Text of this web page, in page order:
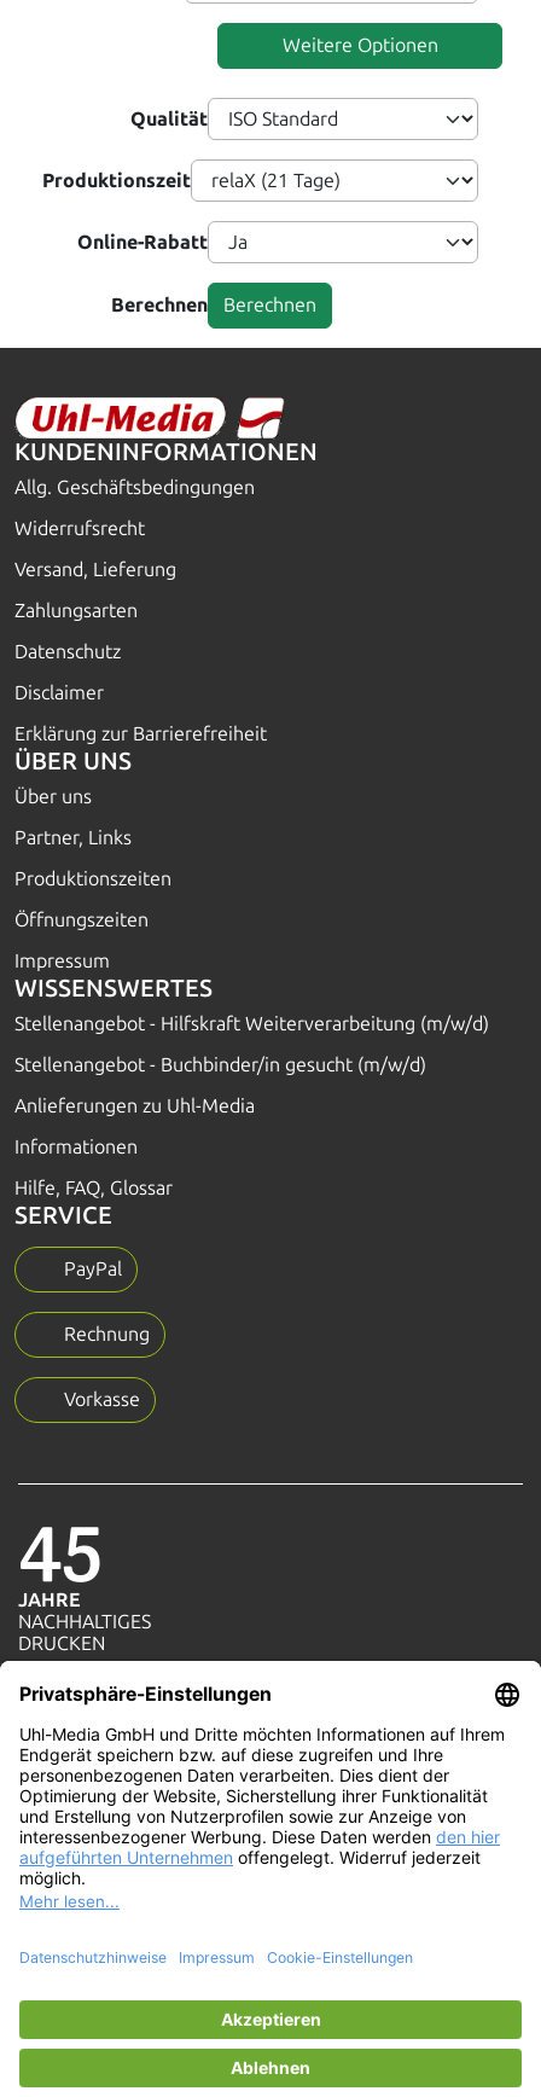
Weitere Optionen
Qualität
Produktionszeit
Online-Rabatt
Berechnen
KUNDENINFORMATIONEN
Allg. Geschäftsbedingungen
Widerrufsrecht
Versand, Lieferung
Zahlungsarten
Datenschutz
Disclaimer
Erklärung zur Barrierefreiheit
ÜBER UNS
Über uns
Partner, Links
Produktionszeiten
Öffnungszeiten
Impressum
WISSENSWERTES
Stellenangebot - Hilfskraft Weiterverarbeitung (m/w/d)
Stellenangebot - Buchbinder/in gesucht (m/w/d)
Anlieferungen zu Uhl-Media
Informationen
Hilfe, FAQ, Glossar
SERVICE
PayPal
Rechnung
Vorkasse
45
JAHRE
NACHHALTIGES
DRUCKEN
1=1
AKTION
JE AUFTRAG WIRD
EIN BAUM GEPFLANZT
100%
WIR
PRODUZIEREN MIT
© Uhl-Media GmbH. Die umweltfreundliche
Online-Druckerei mit persönlichem Service und
ISO-Druckqualität. Wir drucken ökologisch und